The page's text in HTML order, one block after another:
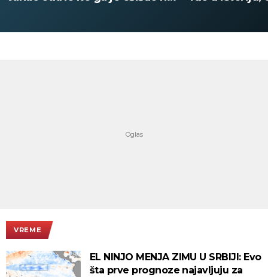
VREME
EL NINJO MENJA ZIMU U SRBIJI: Evo
šta prve prognoze najavljuju za